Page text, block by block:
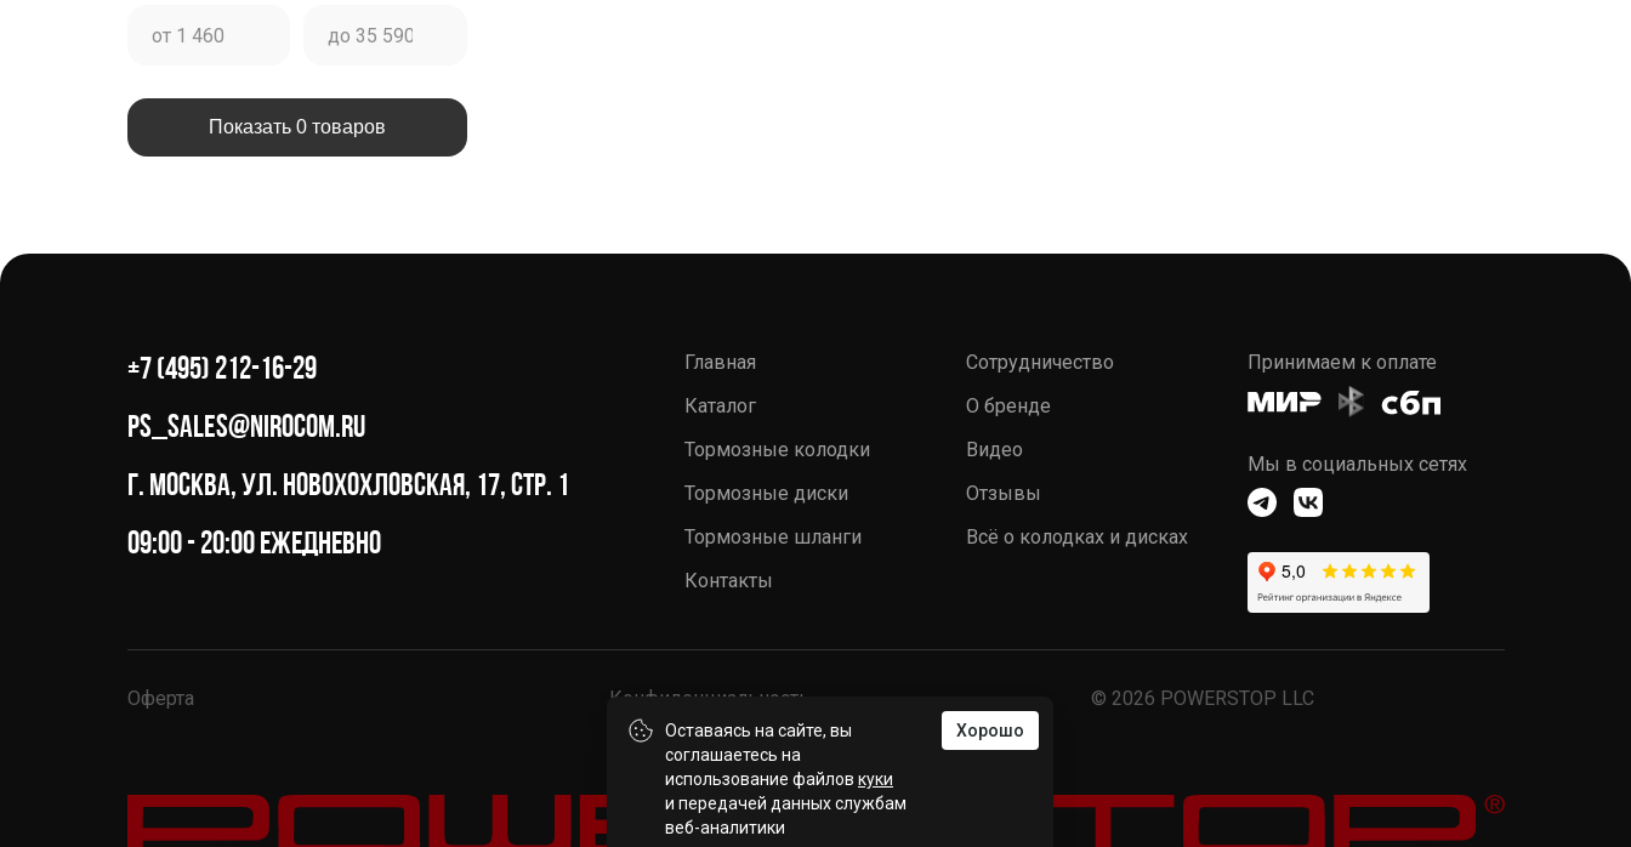
Показать 0 товаров
+7 (495) 212-16-29
ps_sales@nirocom.ru
г. Москва, ул. Новохохловская, 17, стр. 1
09:00 - 20:00 ежедневно
Главная
Каталог
Тормозные колодки
Тормозные диски
Тормозные шланги
Контакты
Сотрудничество
О бренде
Видео
Отзывы
Всё о колодках и дисках
Принимаем к оплате
Мы в социальных сетях
Оферта Конфиденциальность © 2026 POWERSTOP LLC
Оставаясь на сайте, вы
соглашаетесь на
использование файлов куки
и передачей данных службам
веб-аналитики
Хорошо